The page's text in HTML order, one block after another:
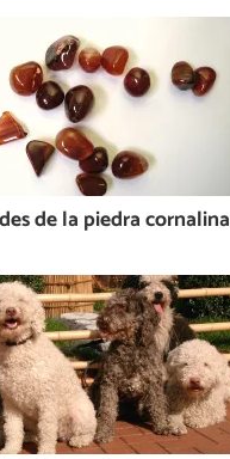
de la piedra cornalina